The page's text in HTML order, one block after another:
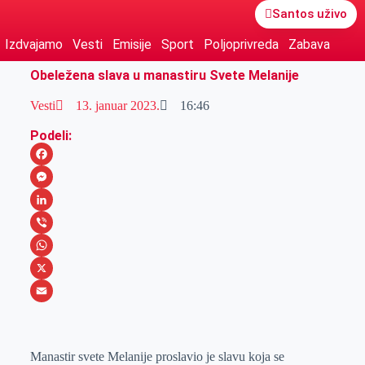
Santos uživo
Izdvajamo Vesti Emisije Sport Poljoprivreda
Zabava
Obeležena slava u manastiru Svete Melanije
Vesti 13. januar 2023. 16:46
Podeli:
F
a
c
e
b
o
M
e
s
s
e
e
L
i
n
k
I
V
i
b
W
h
s
X
a
Manastir svete Melanije proslavio je slavu koja se